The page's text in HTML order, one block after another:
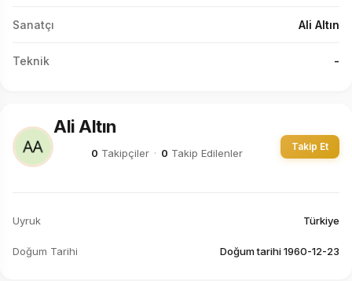
Sanatçı Ali Altın
Teknik -
Ali Altın
0 Takipçiler · 0 Takip Edilenler
Takip Et
Uyruk Türkiye
Doğum Tarihi Doğum tarihi 1960-12-23